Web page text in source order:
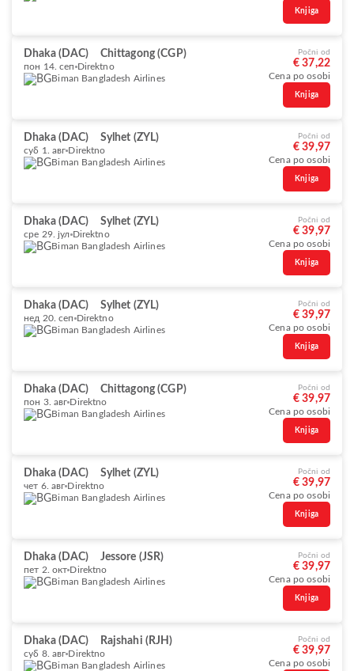
Knjiga
Dhaka (DAC) Chittagong (CGP)
пон 14. сеп Direktno
Biman Bangladesh Airlines
Počni od
€ 37,22
Cena po osobi
Knjiga
Dhaka (DAC) Sylhet (ZYL)
суб 1. авг Direktno
Biman Bangladesh Airlines
Počni od
€ 39,97
Cena po osobi
Knjiga
Dhaka (DAC) Sylhet (ZYL)
сре 29. јул Direktno
Biman Bangladesh Airlines
Počni od
€ 39,97
Cena po osobi
Knjiga
Dhaka (DAC) Sylhet (ZYL)
нед 20. сеп Direktno
Biman Bangladesh Airlines
Počni od
€ 39,97
Cena po osobi
Knjiga
Dhaka (DAC) Chittagong (CGP)
пон 3. авг Direktno
Biman Bangladesh Airlines
Počni od
€ 39,97
Cena po osobi
Knjiga
Dhaka (DAC) Sylhet (ZYL)
чет 6. авг Direktno
Biman Bangladesh Airlines
Počni od
€ 39,97
Cena po osobi
Knjiga
Dhaka (DAC) Jessore (JSR)
пет 2. окт Direktno
Biman Bangladesh Airlines
Počni od
€ 39,97
Cena po osobi
Knjiga
Dhaka (DAC) Rajshahi (RJH)
суб 8. авг Direktno
Biman Bangladesh Airlines
Počni od
€ 39,97
Cena po osobi